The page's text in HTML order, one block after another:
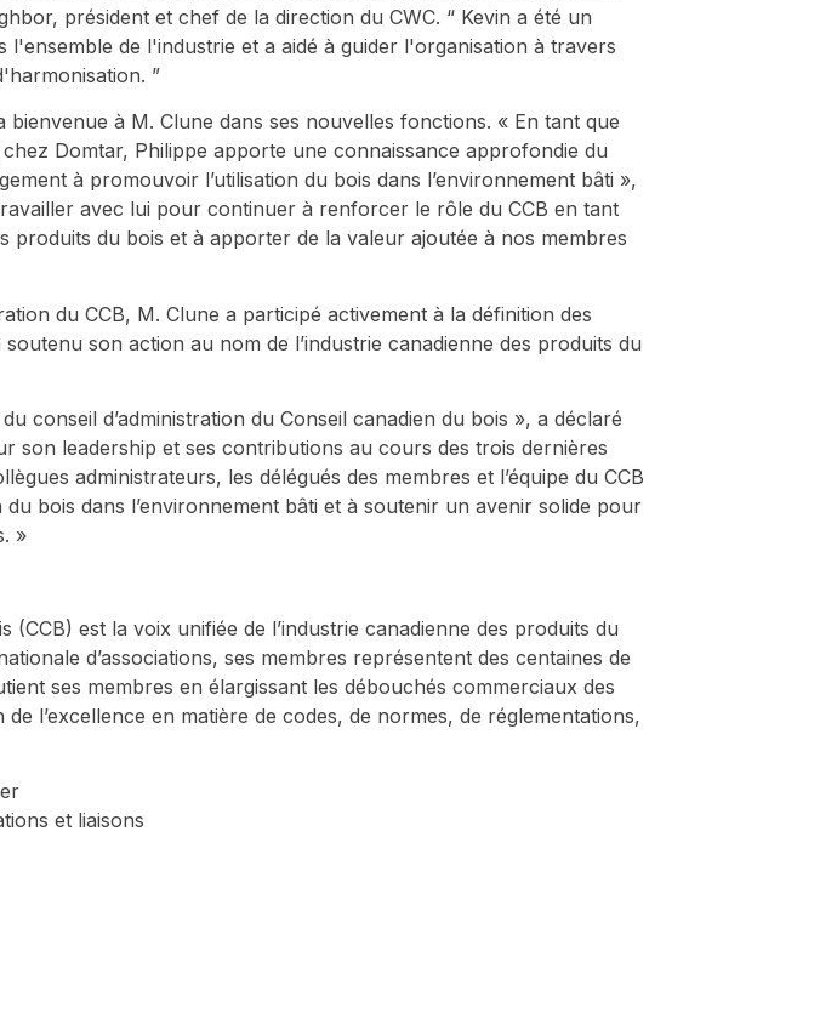
président et chef de la direction du CWC. “ Kevin a été un
de l'industrie et a aidé à guider l'organisation à travers
”
à M. Clune dans ses nouvelles fonctions. « En tant que
Domtar, Philippe apporte une connaissance approfondie du
à promouvoir l’utilisation du bois dans l’environnement bâti »,
avec lui pour continuer à renforcer le rôle du CCB en tant
produits du bois et à apporter de la valeur ajoutée à nos membres
du CCB, M. Clune a participé activement à la définition des
son action au nom de l’industrie canadienne des produits du
conseil d’administration du Conseil canadien du bois », a déclaré
son leadership et ses contributions au cours des trois dernières
administrateurs, les délégués des membres et l’équipe du CCB
bois dans l’environnement bâti et à soutenir un avenir solide pour
»
(CCB) est la voix unifiée de l’industrie canadienne des produits du
d’associations, ses membres représentent des centaines de
ses membres en élargissant les débouchés commerciaux des
l’excellence en matière de codes, de normes, de réglementations,
et liaisons